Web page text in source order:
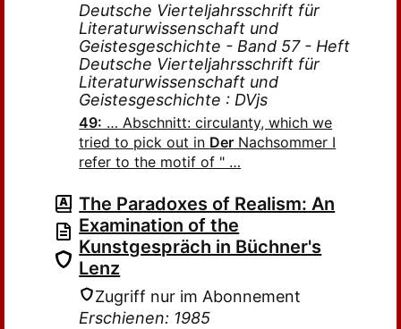
Deutsche Vierteljahrsschrift für
Literaturwissenschaft und
Geistesgeschichte - Band 57 - Heft
Deutsche Vierteljahrsschrift für
Literaturwissenschaft und
Geistesgeschichte : DVjs
49: … Abschnitt: circulanty, which we
tried to pick out in Der Nachsommer I
refer to the motif of " …
The Paradoxes of Realism: An
Examination of the
Kunstgespräch in Büchner's
Lenz
Zugriff nur im Abonnement
Erschienen: 1985